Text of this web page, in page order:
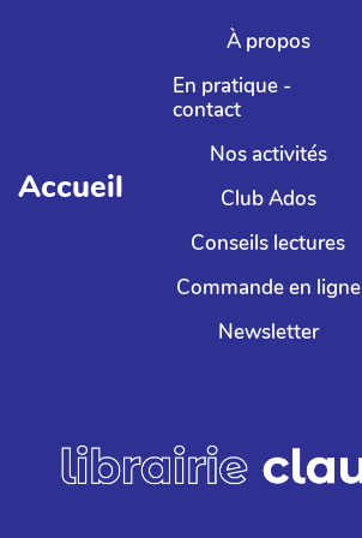
Aller au contenu principal
Accueil
À propos
En pratique -
contact
Nos activités
Club Ados
Conseils lectures
Commande en ligne
Newsletter